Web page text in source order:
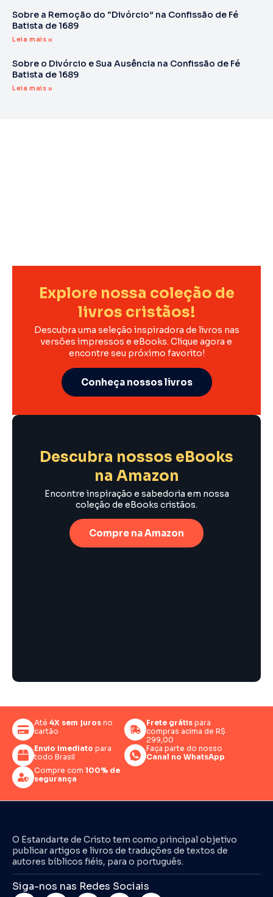
Sobre a Remoção do “Divórcio” na Confissão de Fé
Batista de 1689
Leia mais »
Sobre o Divórcio e Sua Ausência na Confissão de Fé
Batista de 1689
Leia mais »
Explore nossa coleção de
livros cristãos!
Descubra uma seleção inspiradora de livros nas
versões impressos e eBooks. Clique agora e
encontre seu próximo favorito!
Conheça nossos livros
Descubra nossos eBooks
na Amazon
Encontre inspiração e sabedoria em nossa
coleção de eBooks cristãos.
Compre na Amazon
Até 4X sem juros no
cartão
Frete grátispara
compras acima de R$
299,00
Envio imediato para
todo Brasil
Faça parte do nosso
Canal no WhatsApp
Compre com 100% de
segurança
O Estandarte de Cristo tem como principal objetivo
publicar artigos e livros de traduções de textos de
autores bíblicos fiéis, para o português.
Siga-nos nas Redes Sociais